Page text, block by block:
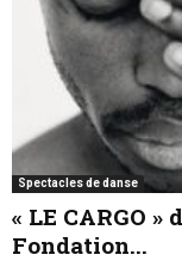
Spectacles de danse
« LE CARGO
Fondation...